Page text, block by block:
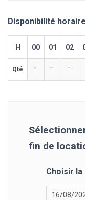
Disponibilité
H 00 01 02
Qté 1 1 1
fin de
Choisir